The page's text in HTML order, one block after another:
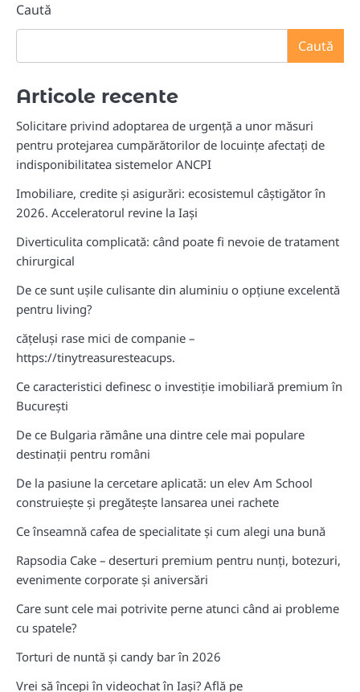
Caută
Caută
Articole recente
Solicitare privind adoptarea de urgență a unor măsuri
pentru protejarea cumpărătorilor de locuințe afectați de
indisponibilitatea sistemelor ANCPI
Imobiliare, credite și asigurări: ecosistemul câștigător în
2026. Acceleratorul revine la Iași
Diverticulita complicată: când poate fi nevoie de tratament
chirurgical
De ce sunt ușile culisante din aluminiu o opțiune excelentă
pentru living?
cățeluși rase mici de companie –
https://tinytreasuresteacups.
Ce caracteristici definesc o investiție imobiliară premium în
București
De ce Bulgaria rămâne una dintre cele mai populare
destinații pentru români
De la pasiune la cercetare aplicată: un elev Am School
construiește și pregătește lansarea unei rachete
Ce înseamnă cafea de specialitate și cum alegi una bună
Rapsodia Cake – deserturi premium pentru nunți, botezuri,
evenimente corporate și aniversări
Care sunt cele mai potrivite perne atunci când ai probleme
cu spatele?
Torturi de nuntă și candy bar în 2026
Vrei să începi în videochat în Iași? Află pe